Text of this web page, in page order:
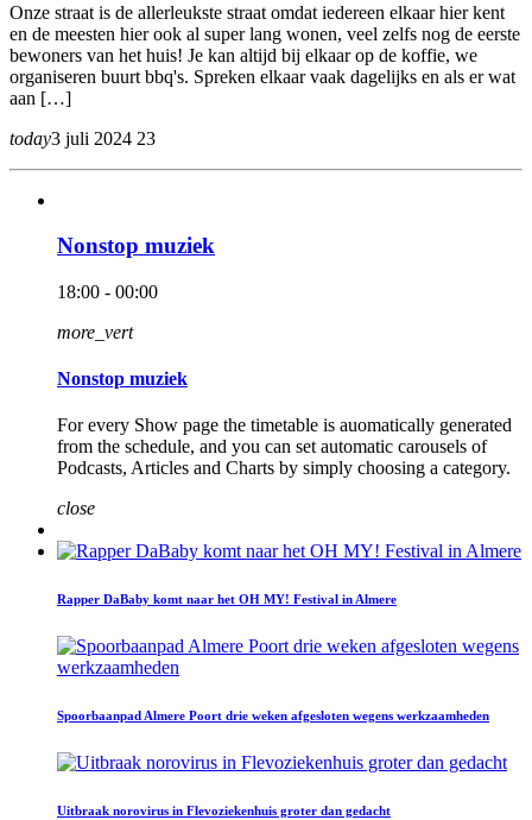
Onze straat is de allerleukste straat omdat iedereen elkaar hier kent
en de meesten hier ook al super lang wonen, veel zelfs nog de eerste
bewoners van het huis! Je kan altijd bij elkaar op de koffie, we
organiseren buurt bbq's. Spreken elkaar vaak dagelijks en als er wat
aan […]
today3 juli 2024 23
Nonstop muziek
18:00 - 00:00
more_vert
Nonstop muziek
For every Show page the timetable is auomatically generated
from the schedule, and you can set automatic carousels of
Podcasts, Articles and Charts by simply choosing a category.
close
Rapper DaBaby komt naar het OH MY! Festival in Almere
Spoorbaanpad Almere Poort drie weken afgesloten wegens werkzaamheden
Uitbraak norovirus in Flevoziekenhuis groter dan gedacht